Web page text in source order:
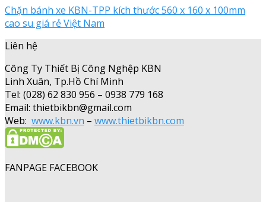
Chặn bánh xe KBN-TPP kích thước 560 x 160 x 100mm
cao su giá rẻ Việt Nam
Liên hệ
Công Ty Thiết Bị Công Nghệp KBN
Linh Xuân, Tp.Hồ Chí Minh
Tel: (028) 62 830 956 – 0938 779 168
Email: thietbikbn@gmail.com
Web: www.kbn.vn – www.thietbikbn.com
FANPAGE FACEBOOK